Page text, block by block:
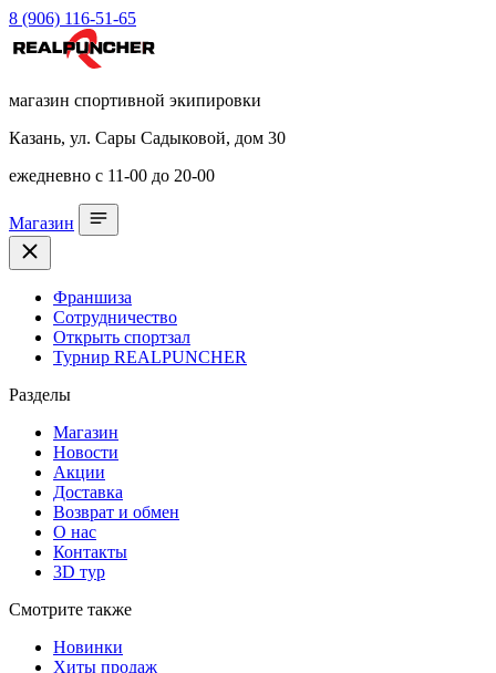
8 (906) 116-51-65
магазин спортивной экипировки
Казань, ул. Сары Садыковой, дом 30
ежедневно с 11-00 до 20-00
Магазин
Франшиза
Сотрудничество
Открыть спортзал
Турнир REALPUNCHER
Разделы
Магазин
Новости
Акции
Доставка
Возврат и обмен
О нас
Контакты
3D тур
Смотрите также
Новинки
Хиты продаж